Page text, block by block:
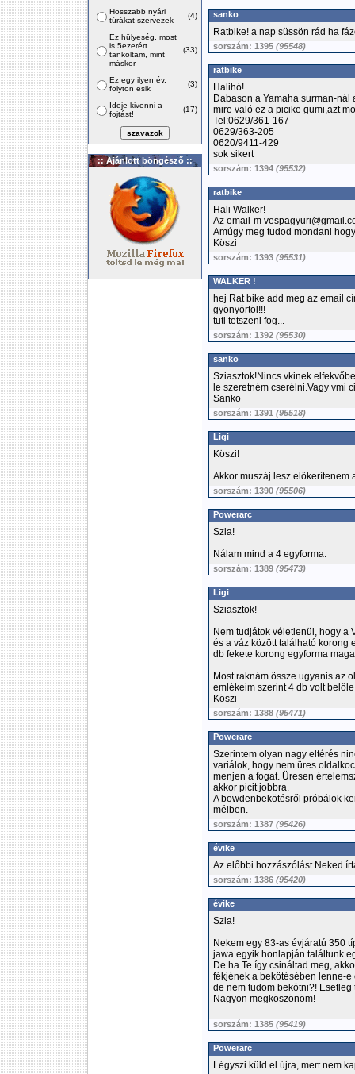
Hosszabb nyári
túrákat szervezek
(4)
Ez hülyeség, most
is 5ezerért
tankoltam, mint
máskor
(33)
Ez egy ilyen év,
folyton esik
(3)
Ideje kivenni a
fojtást!
(17)
:: Ajánlott böngésző ::
sanko
Ratbike! a nap süssön rád ha
sorszám: 1395 (95548)
ratbike
Halihó!
Dabason a Yamaha surman-nál
mire való ez a picike gumi,azt
Tel:0629/361-167
0629/363-205
0620/9411-429
sok sikert
sorszám: 1394 (95532)
ratbike
Hali Walker!
Az email-m
Amúgy meg tudod mondani
Köszi
sorszám: 1393 (95531)
WALKER !
hej Rat bike add meg az email
gyönyörtöl!!!
tuti tetszeni fog...
sorszám: 1392 (95530)
sanko
Sziasztok!Nincs vkinek
le szeretném cserélni.Vagy vmi
Sanko
sorszám: 1391 (95518)
Ligi
Köszi!
Akkor muszáj lesz előkerítenem
sorszám: 1390 (95506)
Powerarc
Szia!
Nálam mind a 4 egyforma.
sorszám: 1389 (95473)
Ligi
Sziasztok!
Nem tudjátok véletlenül, hogy a
és a váz között található korong
db fekete korong egyforma
Most raknám össze ugyanis az
emlékeim szerint 4 db volt
Köszi
sorszám: 1388 (95471)
Powerarc
Szerintem olyan nagy eltérés
variálok, hogy nem üres
menjen a fogat. Üresen
akkor picit jobbra.
A bowdenbekötésről próbálok
mélben.
sorszám: 1387 (95426)
évike
Az előbbi hozzászólást Neked
sorszám: 1386 (95420)
évike
Szia!
Nekem egy 83-as évjáratú 350
jawa egyik honlapján találtunk
De ha Te így csináltad meg,
fékjének a bekötésében lenne-
de nem tudom bekötni?!
Nagyon megköszönöm!
sorszám: 1385 (95419)
Powerarc
Légyszi küld el újra, mert nem